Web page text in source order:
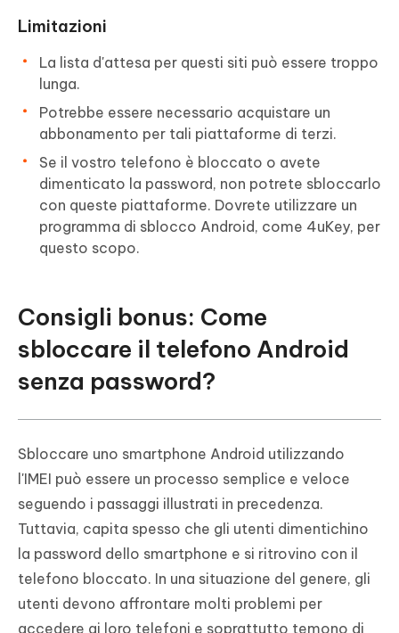
Limitazioni
La lista d'attesa per questi siti può essere troppo
lunga.
Potrebbe essere necessario acquistare un
abbonamento per tali piattaforme di terzi.
Se il vostro telefono è bloccato o avete
dimenticato la password, non potrete sbloccarlo
con queste piattaforme. Dovrete utilizzare un
programma di sblocco Android, come 4uKey, per
questo scopo.
Consigli bonus: Come
sbloccare il telefono Android
senza password?
Sbloccare uno smartphone Android utilizzando
l'IMEI può essere un processo semplice e veloce
seguendo i passaggi illustrati in precedenza.
Tuttavia, capita spesso che gli utenti dimentichino
la password dello smartphone e si ritrovino con il
telefono bloccato. In una situazione del genere, gli
utenti devono affrontare molti problemi per
accedere ai loro telefoni e soprattutto temono di